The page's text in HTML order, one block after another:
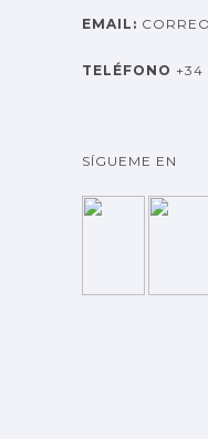
EMAIL:
TELÉFONO +34
SÍGUEME EN